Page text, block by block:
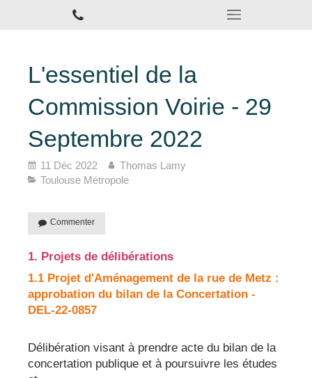
L'essentiel de la
Commission Voirie - 29
Septembre 2022
11 Déc 2022
Thomas Lamy
Toulouse Métropole
Commenter
1. Projets de délibérations
1.1 Projet d'Aménagement de la rue de Metz :
approbation du bilan de la Concertation -
DEL-22-0857
Délibération visant à prendre acte du bilan de la
concertation publique et à poursuivre les études